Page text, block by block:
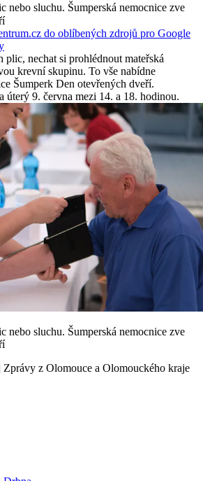
nebo sluchu. Šumperská nemocnice zve
do oblíbených zdrojů pro Google
plic, nechat si prohlédnout mateřská
krevní skupinu. To vše nabídne
Šumperk Den otevřených dveří.
úterý 9. června mezi 14. a 18. hodinou.
nebo sluchu. Šumperská nemocnice zve
Zprávy z Olomouce a Olomouckého kraje